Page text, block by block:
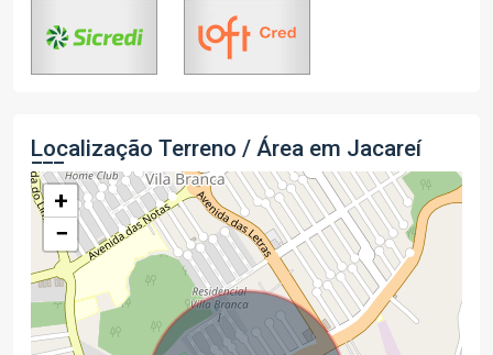
Localização Terreno / Área em Jacareí
+
−